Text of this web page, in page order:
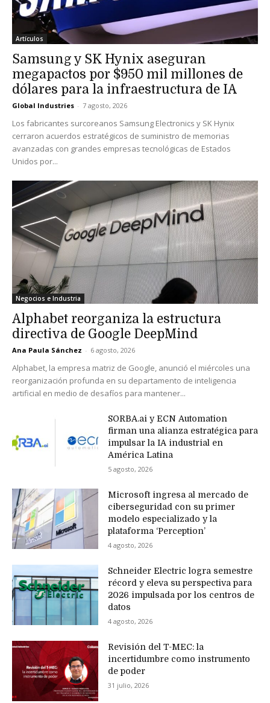
Artículos
Samsung y SK Hynix aseguran
megapactos por $950 mil millones de
dólares para la infraestructura de IA
Global Industries - 7 agosto, 2026
Los fabricantes surcoreanos Samsung Electronics y SK Hynix
cerraron acuerdos estratégicos de suministro de memorias
avanzadas con grandes empresas tecnológicas de Estados
Unidos por...
Negocios e Industria
Alphabet reorganiza la estructura
directiva de Google DeepMind
Ana Paula Sánchez - 6 agosto, 2026
Alphabet, la empresa matriz de Google, anunció el miércoles una
reorganización profunda en su departamento de inteligencia
artificial en medio de desafíos para mantener...
SORBA.ai y ECN Automation
firman una alianza estratégica para
impulsar la IA industrial en
América Latina
5 agosto, 2026
Microsoft ingresa al mercado de
ciberseguridad con su primer
modelo especializado y la
plataforma ‘Perception’
4 agosto, 2026
Schneider Electric logra semestre
récord y eleva su perspectiva para
2026 impulsada por los centros de
datos
4 agosto, 2026
Revisión del T-MEC: la
incertidumbre como instrumento
de poder
31 julio, 2026